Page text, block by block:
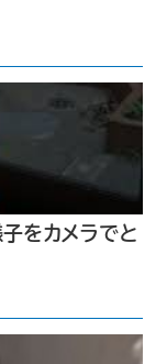
をカメラでと